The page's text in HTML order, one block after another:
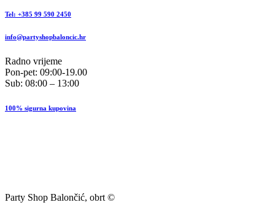
Tel: +385 99 590 2450
info@partyshopbaloncic.hr
Radno vrijeme
Pon-pet: 09:00-19.00
Sub: 08:00 – 13:00
100% sigurna kupovina
Party Shop Balončić, obrt ©